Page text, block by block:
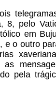
8, pelo
em
e o outro
as
pela